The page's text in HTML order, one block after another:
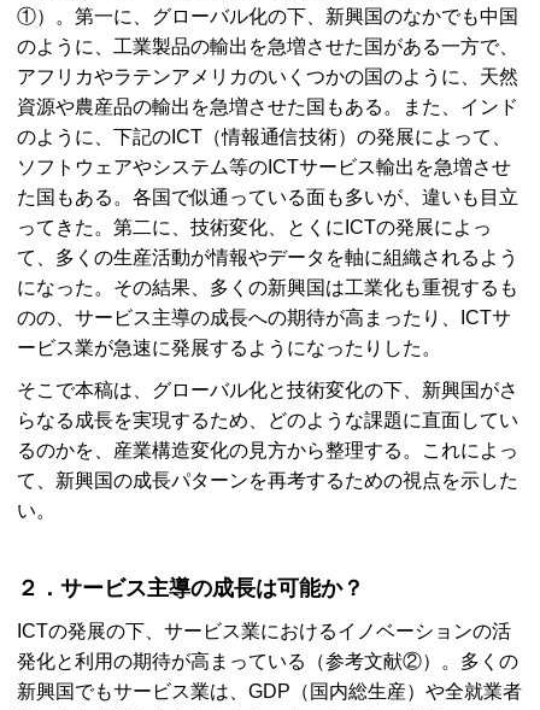
①）。第一に、グローバル化の下、新興国のなかでも中国
のように、工業製品の輸出を急増させた国がある一方で、
アフリカやラテンアメリカのいくつかの国のように、天然
資源や農産品の輸出を急増させた国もある。また、インド
のように、下記の ICT （情報通信技術）の発展によって、
ソフトウェアやシステム等の ICTサービス輸出を急増させ
た国もある。各国で似通っている面も多いが、違いも目立
ってきた。第二に、技術変化、とくに ICTの発展によっ
て、多くの生産活動が情報やデータを軸に組織されるよう
になった。その結果、多くの新興国は工業化も重視するも
のの、サービス主導の成長への期待が高まったり、
ICTサ
ービス業が急速に発展するようになったりした。
そこで本稿は、グローバル化と技術変化の下、新興国がさ
らなる成長を実現するため、どのような課題に直面してい
るのかを、産業構造変化の見方から整理する。これによっ
て、新興国の成長パターンを再考するための視点を示した
い。
２．サービス主導の成長は可能か？
ICTの発展の下、サービス業におけるイノベーションの活
発化と利用の期待が高まっている（参考文献②）。多くの
新興国でもサービス業は、 GDP （国内総生産）や全就業者